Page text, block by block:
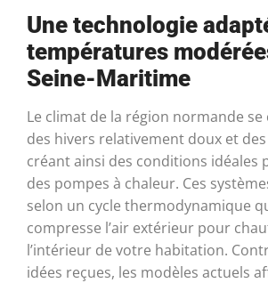
Une technologie
températures
Seine-Maritime
Le climat de la région normande
des hivers relativement doux et
créant ainsi des conditions idéales
des pompes à chaleur. Ces
selon un cycle thermodynamique
compresse l’air extérieur pour
l’intérieur de votre habitation.
idées reçues, les modèles actuels